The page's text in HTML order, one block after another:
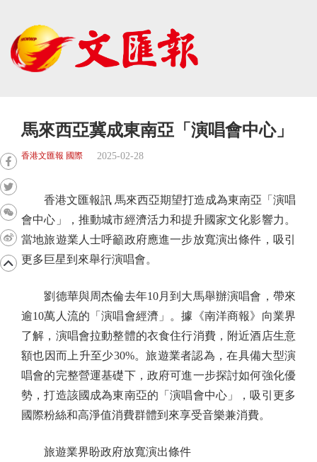
馬來西亞冀成東南亞「演唱會中心」
香港文匯報 國際 2025-02-28
香港文匯報訊 馬來西亞期望打造成為東南亞「演唱
會中心」，推動城市經濟活力和提升國家文化影響力。
當地旅遊業人士呼籲政府應進一步放寬演出條件，吸引
更多巨星到來舉行演唱會。
劉德華與周杰倫去年10月到大馬舉辦演唱會，帶來
逾10萬人流的「演唱會經濟」。據《南洋商報》向業界
了解，演唱會拉動整體的衣食住行消費，附近酒店生意
額也因而上升至少30%。旅遊業者認為，在具備大型演
唱會的完整營運基礎下，政府可進一步探討如何強化優
勢，打造該國成為東南亞的「演唱會中心」，吸引更多
國際粉絲和高淨值消費群體到來享受音樂兼消費。
旅遊業界盼政府放寬演出條件